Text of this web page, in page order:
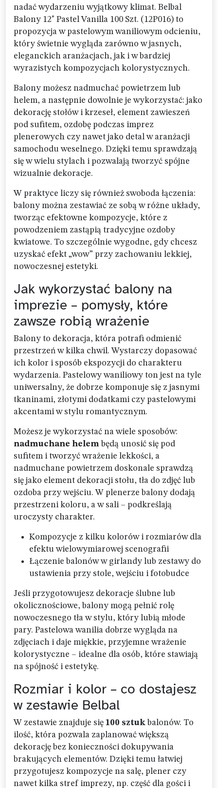
nadać wydarzeniu wyjątkowy klimat. Belbal
Balony 12" Pastel Vanilla 100 Szt. (12P016) to
propozycja w pastelowym waniliowym odcieniu,
który świetnie wygląda zarówno w jasnych,
eleganckich aranżacjach, jak i w bardziej
wyrazistych kompozycjach kolorystycznych.
Balony możesz nadmuchać powietrzem lub
helem, a następnie dowolnie je wykorzystać: jako
dekorację stołów i krzeseł, element zawieszeń
pod sufitem, ozdobę podczas imprez
plenerowych czy nawet jako detal w aranżacji
samochodu weselnego. Dzięki temu sprawdzają
się w wielu stylach i pozwalają tworzyć spójne
wizualnie dekoracje.
W praktyce liczy się również swoboda łączenia:
balony można zestawiać ze sobą w różne układy,
tworząc efektowne kompozycje, które z
powodzeniem zastąpią tradycyjne ozdoby
kwiatowe. To szczególnie wygodne, gdy chcesz
uzyskać efekt „wow” przy zachowaniu lekkiej,
nowoczesnej estetyki.
Jak wykorzystać balony na
imprezie – pomysły, które
zawsze robią wrażenie
Balony to dekoracja, która potrafi odmienić
przestrzeń w kilka chwil. Wystarczy dopasować
ich kolor i sposób ekspozycji do charakteru
wydarzenia. Pastelowy waniliowy ton jest na tyle
uniwersalny, że dobrze komponuje się z jasnymi
tkaninami, złotymi dodatkami czy pastelowymi
akcentami w stylu romantycznym.
Możesz je wykorzystać na wiele sposobów:
nadmuchane helem będą unosić się pod
sufitem i tworzyć wrażenie lekkości, a
nadmuchane powietrzem doskonale sprawdzą
się jako element dekoracji stołu, tła do zdjęć lub
ozdoba przy wejściu. W plenerze balony dodają
przestrzeni koloru, a w sali – podkreślają
uroczysty charakter.
Kompozycje z kilku kolorów i rozmiarów dla
efektu wielowymiarowej scenografii
Łączenie balonów w girlandy lub zestawy do
ustawienia przy stole, wejściu i fotobudce
Jeśli przygotowujesz dekoracje ślubne lub
okolicznościowe, balony mogą pełnić rolę
nowoczesnego tła w stylu, który lubią młode
pary. Pastelowa wanilia dobrze wygląda na
zdjęciach i daje miękkie, przyjemne wrażenie
kolorystyczne – idealne dla osób, które stawiają
na spójność i estetykę.
Rozmiar i kolor – co dostajesz
w zestawie Belbal
W zestawie znajduje się 100 sztuk balonów. To
ilość, która pozwala zaplanować większą
dekorację bez konieczności dokupywania
brakujących elementów. Dzięki temu łatwiej
przygotujesz kompozycje na salę, plener czy
nawet kilka stref imprezy, np. część dla gości i